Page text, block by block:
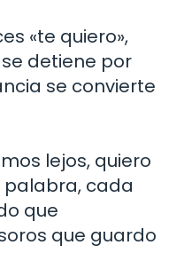
«te quiero»,
detiene por
se convierte
lejos, quiero
cada
que
que guardo